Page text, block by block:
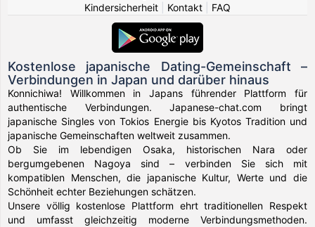
Kindersicherheit
Kontakt FAQ
Kostenlose japanische Dating-Gemeinschaft –
Verbindungen in Japan und darüber hinaus
Konnichiwa! Willkommen in Japans führender Plattform für
authentische Verbindungen. Japanese-chat.com bringt
japanische Singles von Tokios Energie bis Kyotos Tradition und
japanische Gemeinschaften weltweit zusammen.
Ob Sie im lebendigen Osaka, historischen Nara oder
bergumgebenen Nagoya sind – verbinden Sie sich mit
kompatiblen Menschen, die japanische Kultur, Werte und die
Schönheit echter Beziehungen schätzen.
Unsere völlig kostenlose Plattform ehrt traditionellen Respekt
und umfasst gleichzeitig moderne Verbindungsmethoden.